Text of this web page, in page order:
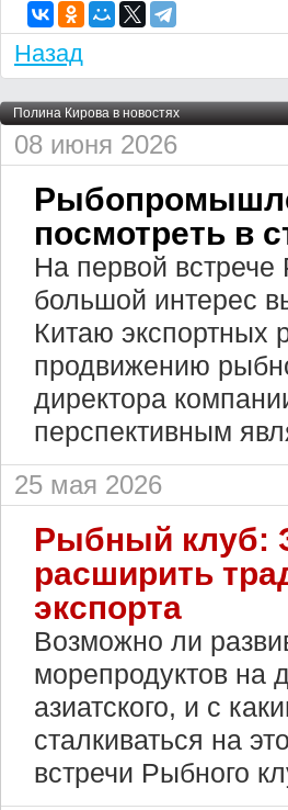
Назад
Полина Кирова в новостях
08 июня 2026
посмотреть в
На первой встрече
большой интерес
Китаю экспортных
продвижению
директора
перспективным
25 мая 2026
Рыбный клуб:
расширить
экспорта
Возможно ли
морепродуктов на
азиатского, и с
сталкиваться на
встречи Рыбного